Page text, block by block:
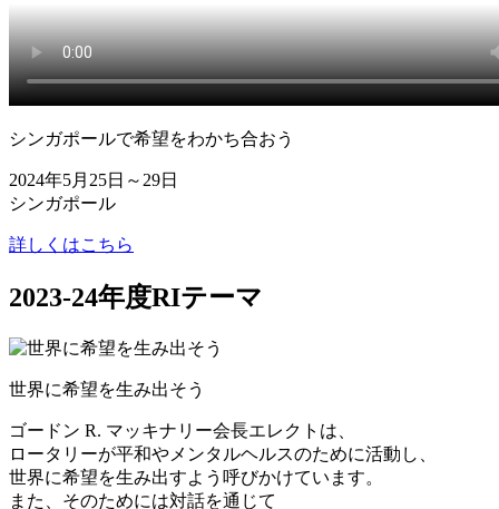
シンガポールで希望をわかち合おう
2024年5月25日～29日
シンガポール
詳しくはこちら
2023-24年度RIテーマ
世界に希望を生み出そう
ゴードン R. マッキナリー会長エレクトは、
ロータリーが平和やメンタルヘルスのために活動し、
世界に希望を生み出すよう呼びかけています。
また、そのためには対話を通じて